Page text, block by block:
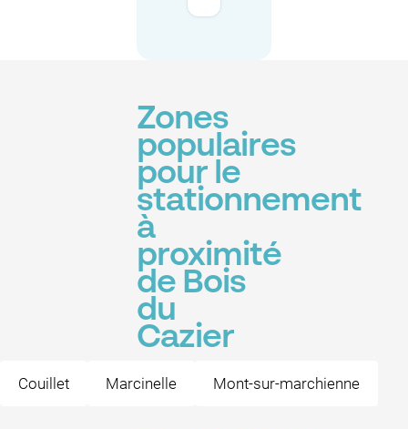
Zones
populaires
pour le
stationnement
à
proximité
de Bois
du
Cazier
Couillet Marcinelle Mont-sur-marchienne